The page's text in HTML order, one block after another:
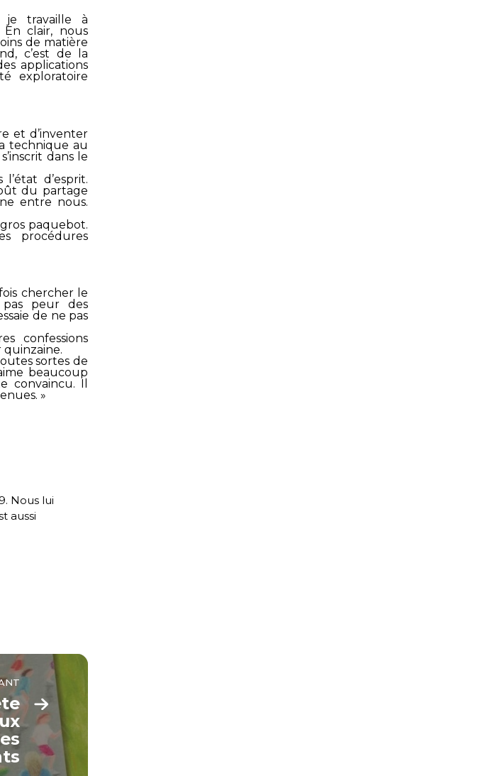
je travaille à
En clair, nous
de matière
c’est de la
applications
exploratoire
et d’inventer
technique au
dans le
d’esprit.
du partage
entre nous.
paquebot.
procédures
chercher le
peur des
de ne pas
confessions
quinzaine.
sortes de
beaucoup
convaincu. Il
»
Nous lui
aussi